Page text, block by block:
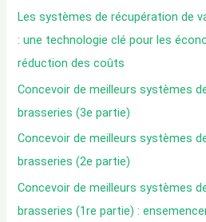
d
e
:
Les systèmes de récupération de
: une technologie clé pour les
réduction des coûts
Concevoir de meilleurs systèmes
brasseries (3e partie)
Concevoir de meilleurs systèmes
brasseries (2e partie)
Concevoir de meilleurs systèmes
brasseries (1re partie) :